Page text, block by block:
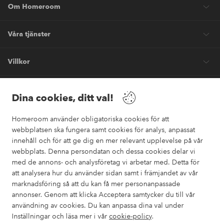
Dina cookies, ditt val!
Homeroom använder obligatoriska cookies för att
webbplatsen ska fungera samt cookies för analys, anpassat
innehåll och för att ge dig en mer relevant upplevelse på vår
webbplats. Denna persondatan och dessa cookies delar vi
med de annons- och analysföretag vi arbetar med. Detta för
att analysera hur du använder sidan samt i främjandet av vår
marknadsföring så att du kan få mer personanpassade
annonser. Genom att klicka Acceptera samtycker du till vår
användning av cookies. Du kan anpassa dina val under
Inställningar och läsa mer i vår cookie-policy.
Om Homeroom
Våra tjänster
Villkor
Säkra betalningar
Vill du veta mer om våra betalalternativ ?
elpy